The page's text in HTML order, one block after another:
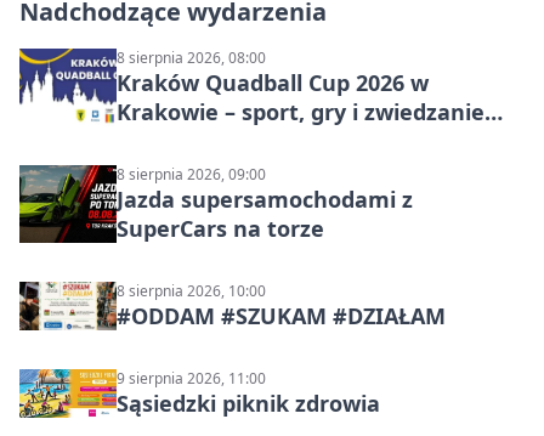
Nadchodzące wydarzenia
8 sierpnia 2026, 08:00
Kraków Quadball Cup 2026 w
Krakowie – sport, gry i zwiedzanie
8 sierpnia 2026, 09:00
Jazda supersamochodami z
SuperCars na torze
8 sierpnia 2026, 10:00
#ODDAM #SZUKAM #DZIAŁAM
9 sierpnia 2026, 11:00
Sąsiedzki piknik zdrowia